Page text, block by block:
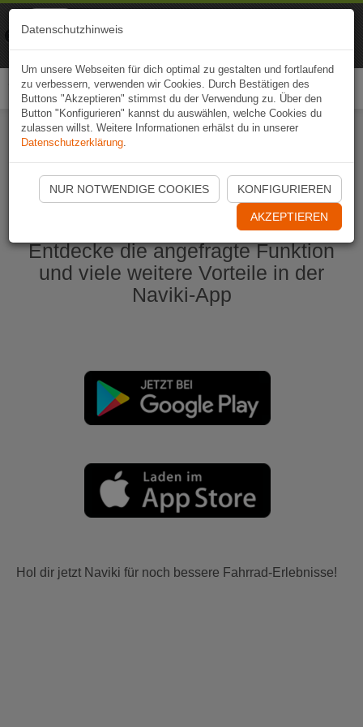
Naviki App jetzt öffnen
Entdecke die angefragte Funktion
und viele weitere Vorteile in der
Naviki-App
Hol dir jetzt Naviki für noch bessere Fahrrad-Erlebnisse!
Datenschutzhinweis
Um unsere Webseiten für dich optimal zu gestalten und fortlaufend
zu verbessern, verwenden wir Cookies. Durch Bestätigen des
Buttons "Akzeptieren" stimmst du der Verwendung zu. Über den
Button "Konfigurieren" kannst du auswählen, welche Cookies du
zulassen willst. Weitere Informationen erhälst du in unserer
Datenschutzerklärung.
NUR NOTWENDIGE COOKIES KONFIGURIEREN
AKZEPTIEREN
Naviki